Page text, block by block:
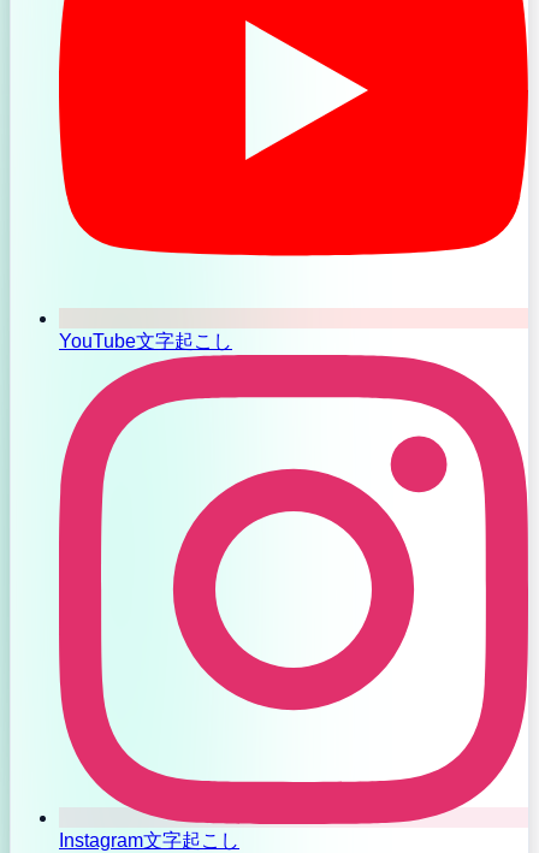
YouTube文字起こし
Instagram文字起こし